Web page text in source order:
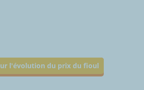
l'évolution du prix du fioul